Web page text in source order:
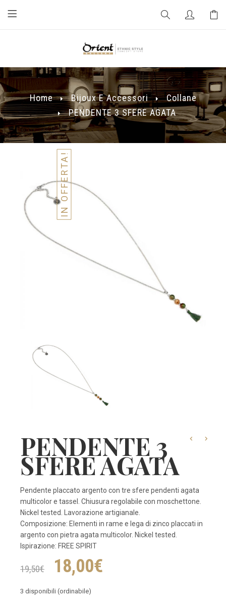
Home Bijoux E Accessori
Collane
PENDENTE 3 SFERE AGATA
IN OFFERTA!
PENDENTE 3
SFERE AGATA
Pendente placcato argento con tre sfere pendenti agata
multicolor e tassel. Chiusura regolabile con moschettone.
Nickel tested. Lavorazione artigianale.
Composizione: Elementi in rame e lega di zinco placcati in
argento con pietra agata multicolor. Nickel tested.
Ispirazione: FREE SPIRIT
19,50€
Il
prezzo
18,00€
3 disponibili (ordinabile)